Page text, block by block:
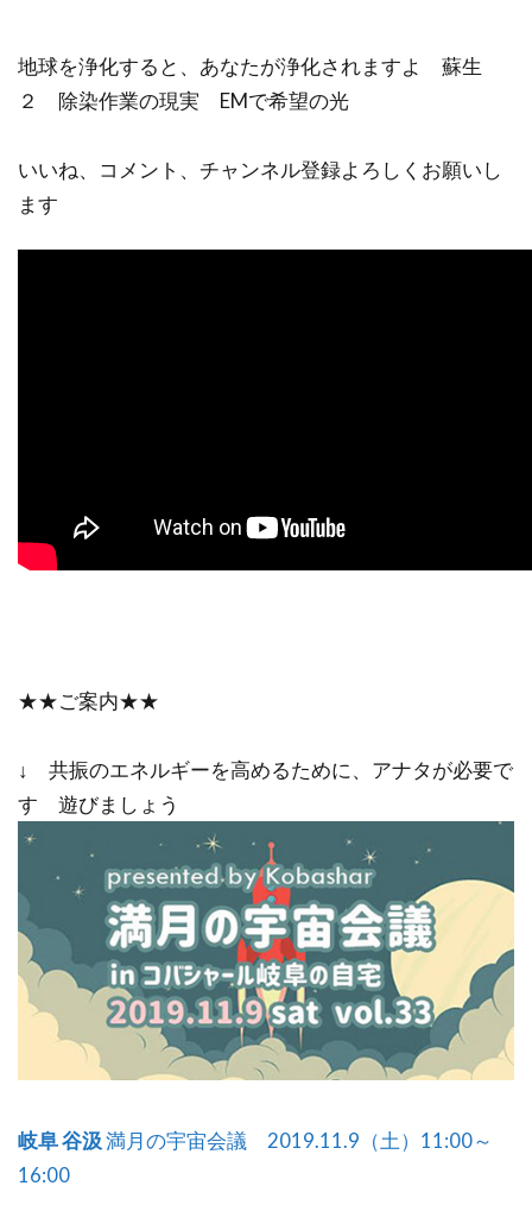
地球を浄化すると、あなたが浄化されますよ 蘇生
２ 除染作業の現実 EMで希望の光
いいね、コメント、チャンネル登録よろしくお願いし
ます
★★ご案内★★
↓ 共振のエネルギーを高めるために、アナタが必要で
す 遊びましょう
岐阜 谷汲満月の宇宙会議 2019.11.9（土）11:00～
16:00